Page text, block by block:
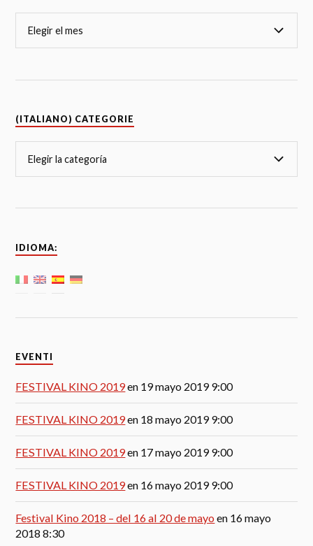
(ITALIANO) CATEGORIE
IDIOMA:
EVENTI
FESTIVAL KINO 2019en 19 mayo 2019 9:00
FESTIVAL KINO 2019en 18 mayo 2019 9:00
FESTIVAL KINO 2019en 17 mayo 2019 9:00
FESTIVAL KINO 2019en 16 mayo 2019 9:00
Festival Kino 2018 – del 16 al 20 de mayo en 16 mayo
2018 8:30